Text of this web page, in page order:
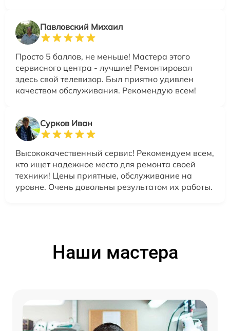
Павловский Михаил
Просто 5 баллов, не меньше! Мастера этого
сервисного центра - лучшие! Ремонтировал
здесь свой телевизор. Был приятно удивлен
качеством обслуживания. Рекомендую всем!
Сурков Иван
Высококачественный сервис! Рекомендуем всем,
кто ищет надежное место для ремонта своей
техники! Цены приятные, обслуживание на
уровне. Очень довольны результатом их работы.
Наши мастера